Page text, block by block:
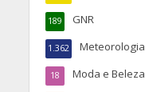
GNR
189
Meteorologia
1.362
Moda e Beleza
18